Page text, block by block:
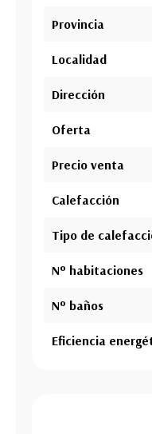
Provincia
Localidad
Dirección
Oferta
Precio venta
Calefacción
Tipo de
Nº habitaciones
Nº baños
Eficiencia